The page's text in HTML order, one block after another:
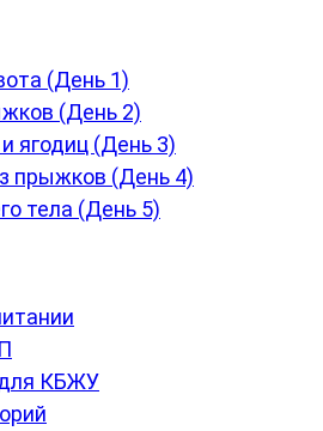
(День 1)
(День 2)
ягодиц (День 3)
прыжков (День 4)
тела (День 5)
КБЖУ